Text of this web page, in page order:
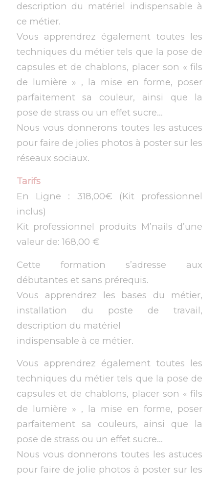
description du matériel indispensable à
ce métier.
Vous apprendrez également toutes les
techniques du métier tels que la pose de
capsules et de chablons, placer son « fils
de lumière » , la mise en forme, poser
parfaitement sa couleur, ainsi que la
pose de strass ou un effet sucre…
Nous vous donnerons toutes les astuces
pour faire de jolies photos à poster sur les
réseaux sociaux.
Tarifs
En Ligne : 318,00€ (Kit professionnel
inclus)
Kit professionnel produits M’nails d’une
valeur de: 168,00 €
Cette formation s’adresse aux
débutantes et sans prérequis.
Vous apprendrez les bases du métier,
installation du poste de travail,
description du matériel
indispensable à ce métier.
Vous apprendrez également toutes les
techniques du métier tels que la pose de
capsules et de chablons, placer son « fils
de lumière » , la mise en forme, poser
parfaitement sa couleurs, ainsi que la
pose de strass ou un effet sucre…
Nous vous donnerons toutes les astuces
pour faire de jolie photos à poster sur les